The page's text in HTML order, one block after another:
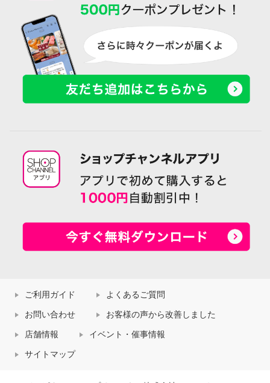
ご利用ガイド よくあるご質問
お問い合わせ お客様の声から改善しました
店舗情報 イベント・催事情報
サイトマップ